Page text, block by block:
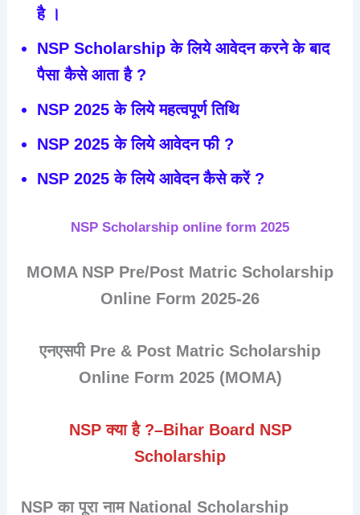
है ।
NSP Scholarship के लिये आवेदन करने के बाद
पैसा कैसे आता है ?
NSP 2025 के लिये महत्वपूर्ण तिथि
NSP 2025 के लिये आवेदन फी ?
NSP 2025 के लिये आवेदन कैसे करें ?
NSP Scholarship online form 2025
MOMA NSP Pre/Post Matric Scholarship
Online Form 2025-26
एनएसपी Pre & Post Matric Scholarship
Online Form 2025 (MOMA)
NSP क्या है ?–Bihar Board NSP
Scholarship
NSP का पूरा नाम National Scholarship